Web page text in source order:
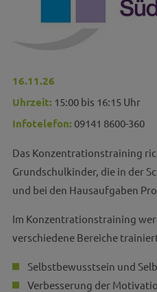
16.11.26
Uhrzeit: 15:00 bis 16:15 Uhr
Infotelefon: 09141 8600-360
Das Konzentrationstraining
Grundschulkinder, die in der
und bei den Hausaufgaben
Im Konzentrationstraining
verschiedene Bereiche
Selbstbewusstsein und
Verbesserung der